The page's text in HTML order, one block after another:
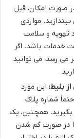
صورت امکان، قبل
مواردی
تهویه و سلامت
خدمات باشد. اگر
رسد، می توانید
بلیط: این مورد
شماره پلاک
همچنین، یک
در صورت گم شدن